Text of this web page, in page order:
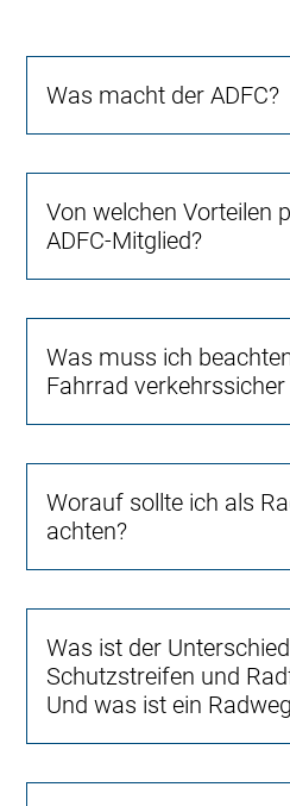
Was macht der ADFC?
Von welchen Vorteilen
ADFC-Mitglied?
Was muss ich
Fahrrad
Worauf sollte ich als
achten?
Was ist der
Schutzstreifen und
Und was ist ein